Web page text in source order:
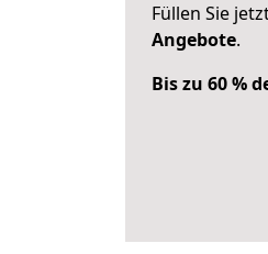
Füllen Sie
Angebote.
Bis zu 60 %